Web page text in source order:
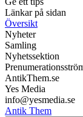
Länkar på sidan
Översikt
Nyheter
Samling
Nyhetssektion
AntikThem.se
Yes Media
info@yesmedia.se
Antik Them